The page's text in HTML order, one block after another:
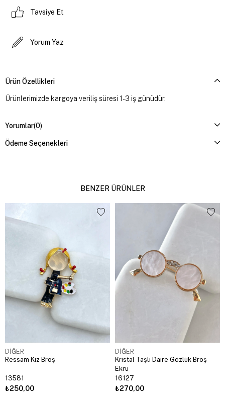
Tavsiye Et
Yorum Yaz
Ürün Özellikleri
Ürünlerimizde kargoya veriliş süresi 1-3 iş günüdür.
Yorumlar(0)
Ödeme Seçenekleri
BENZER ÜRÜNLER
DİĞER
Ressam Kız Broş
13581
₺250,00
DİĞER
Kristal Taşlı Daire Gözlük Broş
Ekru
16127
₺270,00